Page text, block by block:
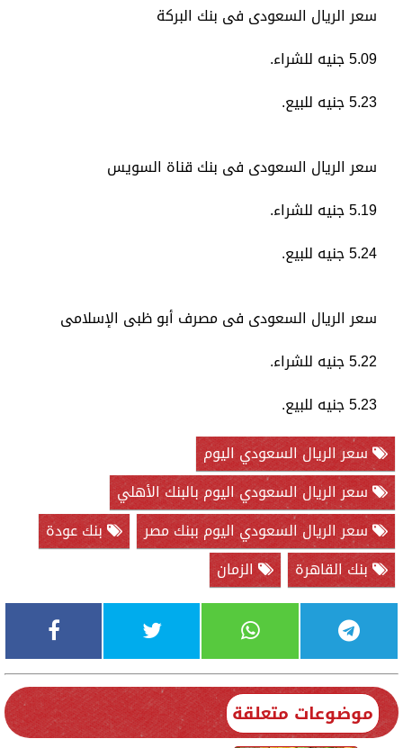
سعر الريال السعودى فى بنك البركة
5.09 جنيه للشراء.
5.23 جنيه للبيع.
سعر الريال السعودى فى بنك قناة السويس
5.19 جنيه للشراء.
5.24 جنيه للبيع.
سعر الريال السعودى فى مصرف أبو ظبى الإسلامى
5.22 جنيه للشراء.
5.23 جنيه للبيع.
سعر الريال السعودي اليوم
سعر الريال السعودي اليوم بالبنك الأهلي
سعر الريال السعودي اليوم ببنك مصر
بنك عودة
بنك القاهرة
الزمان
موضوعات متعلقة